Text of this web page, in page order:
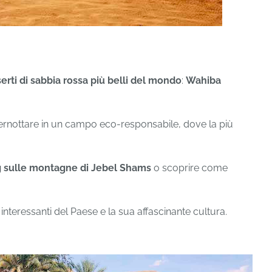
di sabbia rossa più belli del mondo: Wahiba
in un campo eco-responsabile, dove la più
montagne di Jebel Shams o scoprire come
del Paese e la sua affascinante cultura.